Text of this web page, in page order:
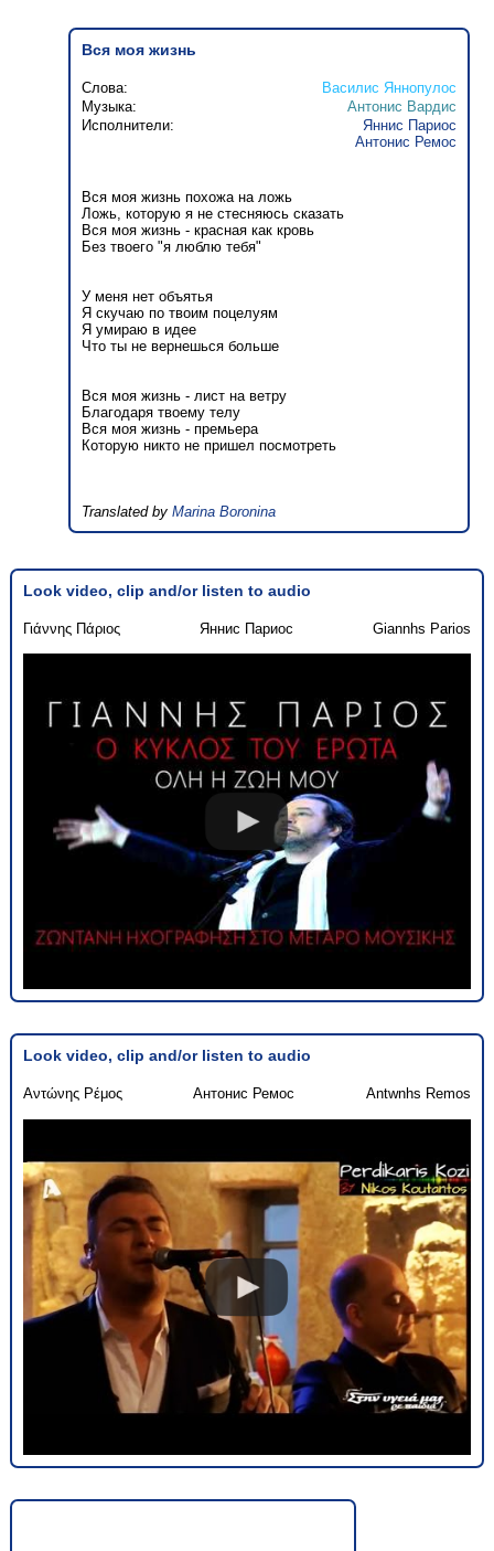
Вся моя жизнь
Слова:
Василис Яннопулос
Музыка:
Антонис Вардис
Исполнители:
Яннис Париос
Антонис Ремос
Вся моя жизнь похожа на ложь
Ложь, которую я не стесняюсь сказать
Вся моя жизнь - красная как кровь
Без твоего "я люблю тебя"
У меня нет объятья
Я скучаю по твоим поцелуям
Я умираю в идее
Что ты не вернешься больше
Вся моя жизнь - лист на ветру
Благодаря твоему телу
Вся моя жизнь - премьера
Которую никто не пришел посмотреть
Translated byMarina Boronina
Look video, clip and/or listen to audio
Γιάννης Πάριος Яннис Париос Giannhs Parios
Look video, clip and/or listen to audio
Αντώνης Ρέμος Антонис Ремос Antwnhs Remos